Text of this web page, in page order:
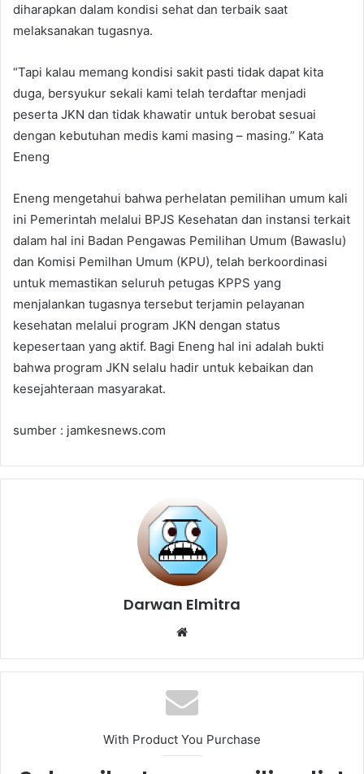
diharapkan dalam kondisi sehat dan terbaik saat
melaksanakan tugasnya.
“Tapi kalau memang kondisi sakit pasti tidak dapat kita
duga, bersyukur sekali kami telah terdaftar menjadi
peserta JKN dan tidak khawatir untuk berobat sesuai
dengan kebutuhan medis kami masing – masing.” Kata
Eneng
Eneng mengetahui bahwa perhelatan pemilihan umum kali
ini Pemerintah melalui BPJS Kesehatan dan instansi terkait
dalam hal ini Badan Pengawas Pemilihan Umum (Bawaslu)
dan Komisi Pemilhan Umum (KPU), telah berkoordinasi
untuk memastikan seluruh petugas KPPS yang
menjalankan tugasnya tersebut terjamin pelayanan
kesehatan melalui program JKN dengan status
kepesertaan yang aktif. Bagi Eneng hal ini adalah bukti
bahwa program JKN selalu hadir untuk kebaikan dan
kesejahteraan masyarakat.
sumber : jamkesnews.com
Darwan Elmitra
Website
With Product You Purchase